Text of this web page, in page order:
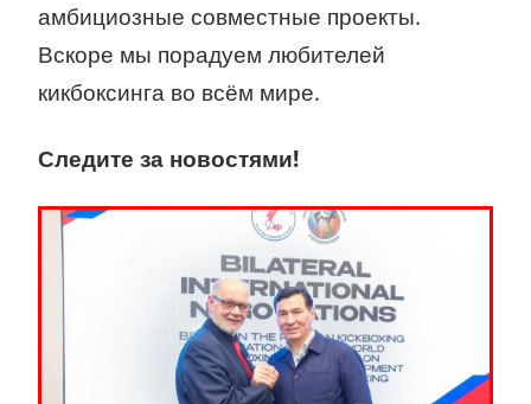
амбициозные совместные проекты.
Вскоре мы порадуем любителей
кикбоксинга во всём мире.
Следите за новостями!